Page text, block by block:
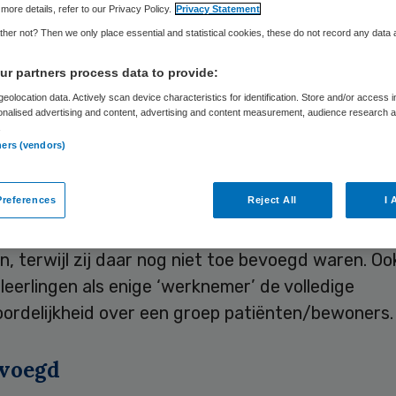
Skipr Redactie 3 november 2019,11:36
& Welzijn heeft zondag een meldpunt geopend
stagiairs en medewerkers in de
en verpleeg- en verzorgingshuizen en
opent het
naar aanleiding van
terwijl zij daar nog niet toe bevoegd waren.
als enige ‘werknemer’ de volledige
over een groep patiënten/bewoners.
details, refer to our Privacy Policy. Privacy Statement
not? Then we only place essential and statistical cookies, these do not record any data
partners process data to provide:
data. Actively scan device characteristics for identification. Store and/or access
advertising and content, advertising and content measurement, audience research
(vendors)
Reject All I